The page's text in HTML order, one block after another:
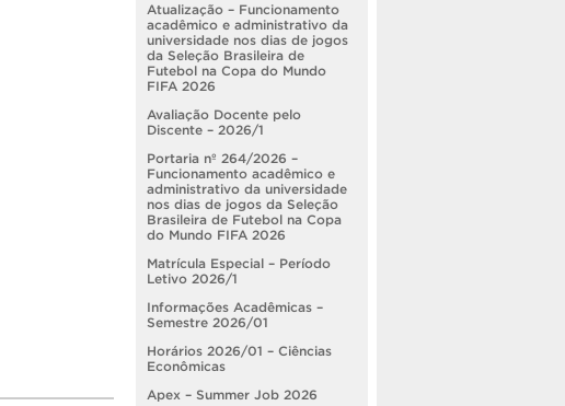
Atualização – Funcionamento
acadêmico e administrativo da
universidade nos dias de jogos
da Seleção Brasileira de
Futebol na Copa do Mundo
FIFA 2026
Avaliação Docente pelo
Discente – 2026/1
Portaria nº 264/2026 –
Funcionamento acadêmico e
administrativo da universidade
nos dias de jogos da Seleção
Brasileira de Futebol na Copa
do Mundo FIFA 2026
Matrícula Especial – Período
Letivo 2026/1
Informações Acadêmicas –
Semestre 2026/01
Horários 2026/01 – Ciências
Econômicas
Apex – Summer Job 2026